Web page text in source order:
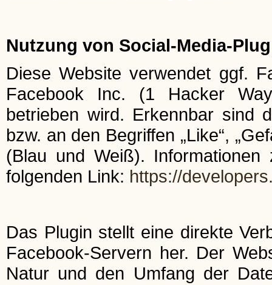
Nutzung von Social-Media-
Diese Website verwendet ggf.
Facebook Inc. (1 Hacker
betrieben wird. Erkennbar sind
bzw. an den Begriffen „Like“,
(Blau und Weiß).
folgenden Link: https://
Das Plugin stellt eine direkte
Facebook-Servern her. Der
Natur und den Umfang der